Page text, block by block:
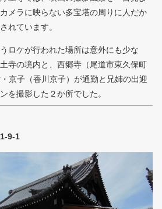
メラに映らない多宝塔の周りに人だか
れています。
ロケが行われた場所は意外にも少な
寺の境内と、西郷寺（尾道市東久保町
京子（香川京子）が通勤と兄姉の出迎
を撮影した２か所でした。
9-1